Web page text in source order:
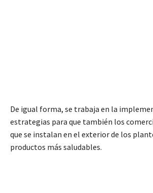
De igual forma, se trabaja en la
estrategias para que también los
que se instalan en el exterior de los
productos más saludables.